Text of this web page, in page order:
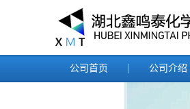
公司首页 公司介绍